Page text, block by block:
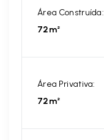
Área Construída:
72m²
Área Privativa:
72m²